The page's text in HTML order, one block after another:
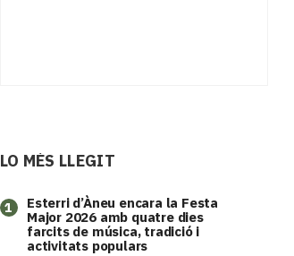
LO MÉS LLEGIT
1
Esterri d’Àneu encara la Festa
Major 2026 amb quatre dies
farcits de música, tradició i
activitats populars